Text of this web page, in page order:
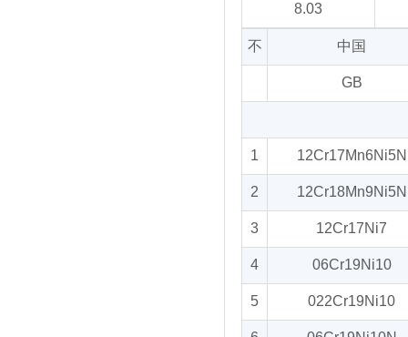
8.03
不 中国
GB
1 12Cr17Mn6Ni5N
2 12Cr18Mn9Ni5N
3 12Cr17Ni7
4 06Cr19Ni10
5 022Cr19Ni10